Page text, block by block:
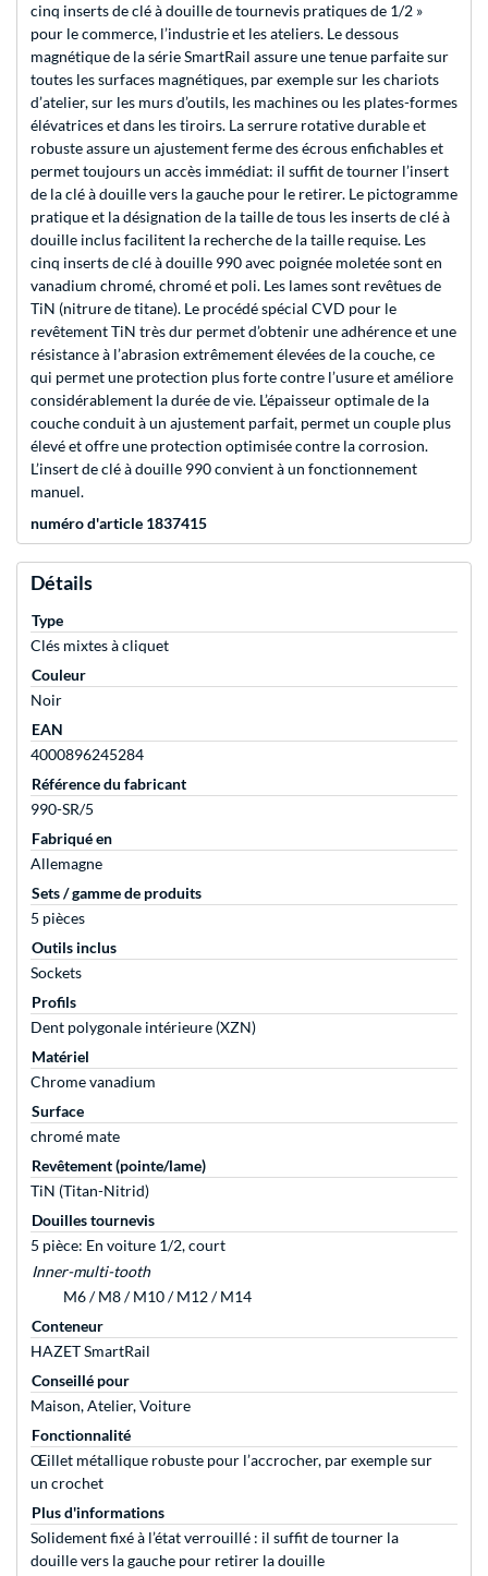
cinq inserts de clé à douille de tournevis pratiques de 1/2 »
pour le commerce, l’industrie et les ateliers. Le dessous
magnétique de la série SmartRail assure une tenue parfaite sur
toutes les surfaces magnétiques, par exemple sur les chariots
d’atelier, sur les murs d’outils, les machines ou les plates-formes
élévatrices et dans les tiroirs. La serrure rotative durable et
robuste assure un ajustement ferme des écrous enfichables et
permet toujours un accès immédiat: il suffit de tourner l’insert
de la clé à douille vers la gauche pour le retirer. Le pictogramme
pratique et la désignation de la taille de tous les inserts de clé à
douille inclus facilitent la recherche de la taille requise. Les
cinq inserts de clé à douille 990 avec poignée moletée sont en
vanadium chromé, chromé et poli. Les lames sont revêtues de
TiN (nitrure de titane). Le procédé spécial CVD pour le
revêtement TiN très dur permet d’obtenir une adhérence et une
résistance à l’abrasion extrêmement élevées de la couche, ce
qui permet une protection plus forte contre l’usure et améliore
considérablement la durée de vie. L’épaisseur optimale de la
couche conduit à un ajustement parfait, permet un couple plus
élevé et offre une protection optimisée contre la corrosion.
L’insert de clé à douille 990 convient à un fonctionnement
manuel.
numéro d'article 1837415
Détails
Type
Clés mixtes à cliquet
Couleur
Noir
EAN
4000896245284
Référence du fabricant
990-SR/5
Fabriqué en
Allemagne
Sets / gamme de produits
5 pièces
Outils inclus
Sockets
Profils
Dent polygonale intérieure (XZN)
Matériel
Chrome vanadium
Surface
chromé mate
Revêtement (pointe/lame)
TiN (Titan-Nitrid)
Douilles tournevis
5 pièce: En voiture 1/2, court
Inner-multi-tooth
M6 / M8 / M10 / M12 / M14
Conteneur
HAZET SmartRail
Conseillé pour
Maison, Atelier, Voiture
Fonctionnalité
Œillet métallique robuste pour l’accrocher, par exemple sur
un crochet
Plus d'informations
Solidement fixé à l’état verrouillé : il suffit de tourner la
douille vers la gauche pour retirer la douille